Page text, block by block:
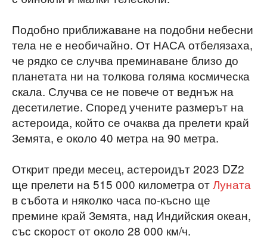
Подобно приближаване на подобни небесни
тела не е необичайно. От НАСА отбелязаха,
че рядко се случва преминаване близо до
планетата ни на толкова голяма космическа
скала. Случва се не повече от веднъж на
десетилетие. Според учените размерът на
астероида, който се очаква да прелети край
Земята, е около 40 метра на 90 метра.
Открит преди месец, астероидът 2023 DZ2
ще прелети на 515 000 километра отЛуната
в събота и няколко часа по-късно ще
премине край Земята, над Индийския океан,
със скорост от около 28 000 км/ч.